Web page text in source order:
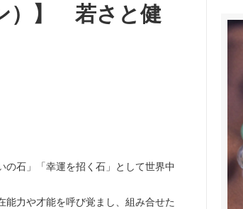
）】 若さと健
石」「幸運を招く石」として世界中
能力や才能を呼び覚まし、組み合せた